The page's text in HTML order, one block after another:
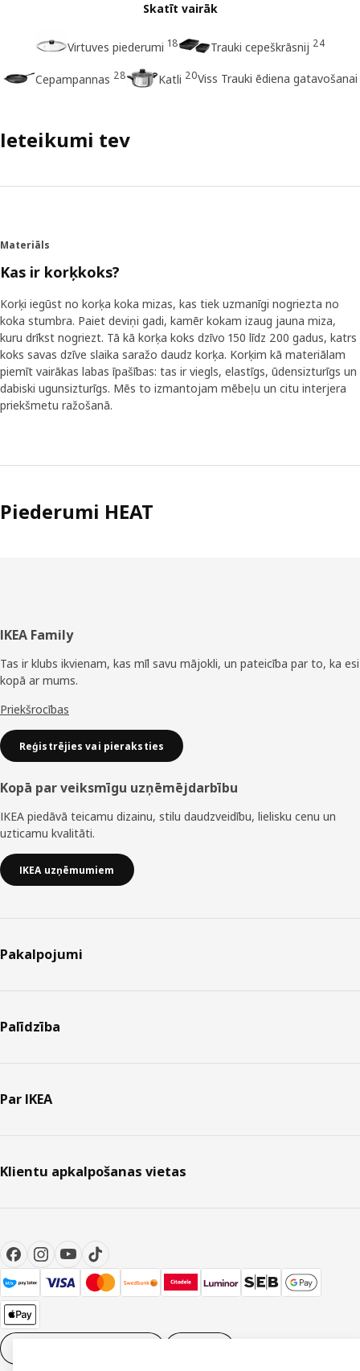
Skatīt vairāk
Virtuves piederumi 18 Trauki cepeškrāsnij 24
Cepampannas 28 Katli 20Viss Trauki ēdiena gatavošanai
Ieteikumi tev
Materiāls
Kas ir korķkoks?
Korķi iegūst no korķa koka mizas, kas tiek uzmanīgi nogriezta no
koka stumbra. Paiet deviņi gadi, kamēr kokam izaug jauna miza,
kuru drīkst nogriezt. Tā kā korķa koks dzīvo 150 līdz 200 gadus, katrs
koks savas dzīve slaika saražo daudz korķa. Korķim kā materiālam
piemīt vairākas labas īpašības: tas ir viegls, elastīgs, ūdensizturīgs un
dabiski ugunsizturīgs. Mēs to izmantojam mēbeļu un citu interjera
priekšmetu ražošanā.
Piederumi HEAT
Kājene
IKEA Family
Tas ir klubs ikvienam, kas mīl savu mājokli, un pateicība par to, ka esi
kopā ar mums.
Priekšrocības
Reģistrējies vai pieraksties
Kopā par veiksmīgu uzņēmējdarbību
IKEA piedāvā teicamu dizainu, stilu daudzveidību, lielisku cenu un
uzticamu kvalitāti.
IKEA uzņēmumiem
Pakalpojumi
Palīdzība
Par IKEA
Klientu apkalpošanas vietas